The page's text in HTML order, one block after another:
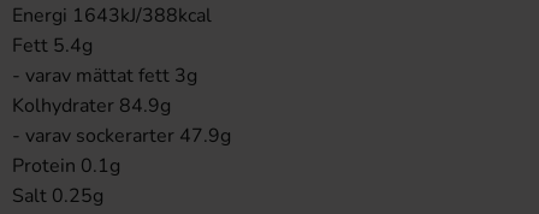
Energi 1643kJ/388kcal
Fett 5.4g
- varav mättat fett 3g
Kolhydrater 84.9g
- varav sockerarter 47.9g
Protein 0.1g
Salt 0.25g